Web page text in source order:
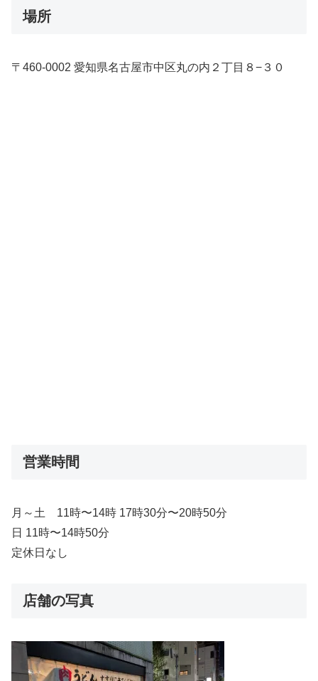
場所
〒460-0002 愛知県名古屋市中区丸の内２丁目８−３０
営業時間
月～土 11時〜14時 17時30分〜20時50分
日 11時〜14時50分
定休日なし
店舗の写真